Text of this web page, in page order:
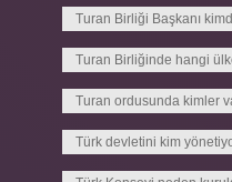
Turan Birliği Başkanı
Turan Birliğinde hangi
Turan ordusunda kimler
Türk devletini kim